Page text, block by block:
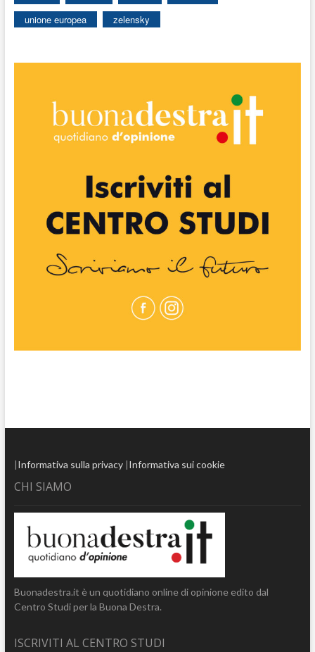
unione europea
zelensky
|Informativa sulla privacy|Informativa sui cookie
CHI SIAMO
Buonadestra.it è un quotidiano online di opinione edito dal
Centro Studi per la Buona Destra.
ISCRIVITI AL CENTRO STUDI